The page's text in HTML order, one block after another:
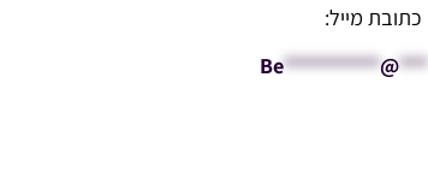
כתובת מייל:
Be**********@***